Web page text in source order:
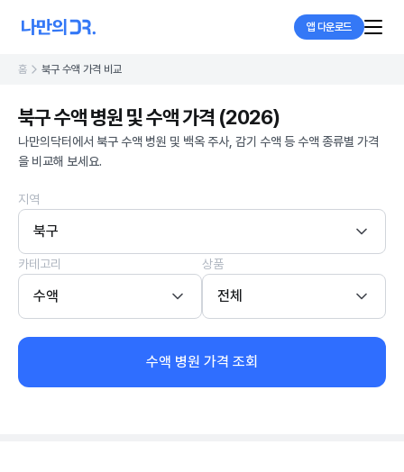
앱 다운로드
홈 북구 수액 가격 비교
북구 수액 병원 및 수액 가격 (2026)
나만의닥터에서 북구 수액 병원 및 백옥 주사, 감기 수액 등 수액 종류별 가격
을 비교해 보세요.
지역
북구
카테고리
수액
상품
전체
수액 병원 가격 조회